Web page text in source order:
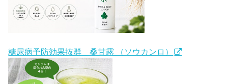
糖尿病予防効果抜群 桑甘露 （ソウカンロ）